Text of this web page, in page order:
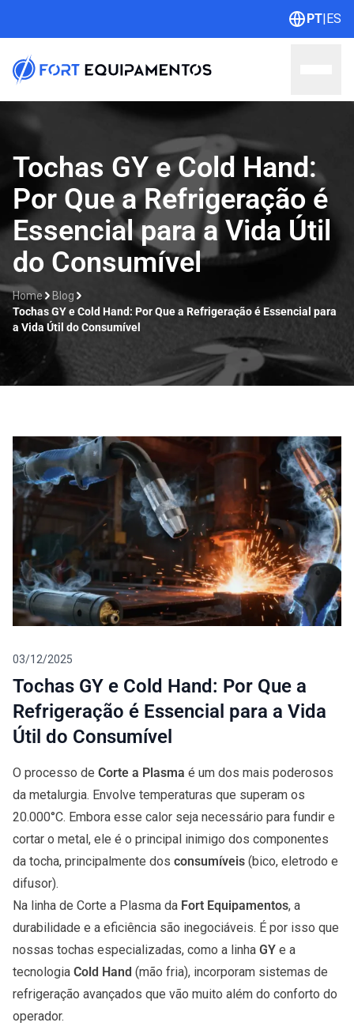
PT|ES
Home
Sobre nós
Linhas
Outlet
Contato
Catálogos
Blog
Tochas GY e Cold Hand:
Por Que a Refrigeração é
Essencial para a Vida Útil
do Consumível
Home
Blog
Tochas GY e Cold Hand: Por Que a Refrigeração é Essencial para
a Vida Útil do Consumível
03/12/2025
Tochas GY e Cold Hand: Por Que a
Refrigeração é Essencial para a Vida
Útil do Consumível
O processo de Corte a Plasma é um dos mais poderosos
da metalurgia. Envolve temperaturas que superam os
20.000°C. Embora esse calor seja necessário para fundir e
cortar o metal, ele é o principal inimigo dos componentes
da tocha, principalmente dos consumíveis (bico, eletrodo e
difusor).
Na linha de Corte a Plasma da Fort Equipamentos, a
durabilidade e a eficiência são inegociáveis. É por isso que
nossas tochas especializadas, como a linha GY e a
tecnologia Cold Hand (mão fria), incorporam sistemas de
refrigeração avançados que vão muito além do conforto do
operador.